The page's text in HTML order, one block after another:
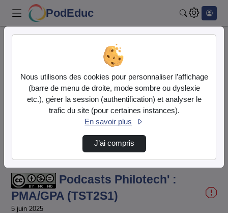
PodEduc
Podcasts Philotech' : PMA/GPA (TST2S1)
actuel
00:00:000 / Durée
05:34:941 Chargé
39.94%
dans
l'image
écran
Podcasts Philotech' :
PMA/GPA (TST2S1)
5 juin 2025
Nous utilisons des cookies pour personnaliser l’affichage
(barre de menu de droite, mode sombre ou dyslexie
etc.), gérer la session (authentification) et analyser le
trafic du site (pour certaines instances).
En savoir plus
J’ai compris